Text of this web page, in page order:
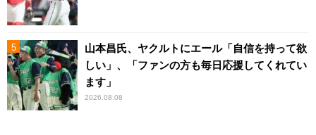
山本昌氏、ヤクルトにエール「自信を持って欲
しい」、「ファンの方も毎日応援してくれてい
ます」
2026.08.08